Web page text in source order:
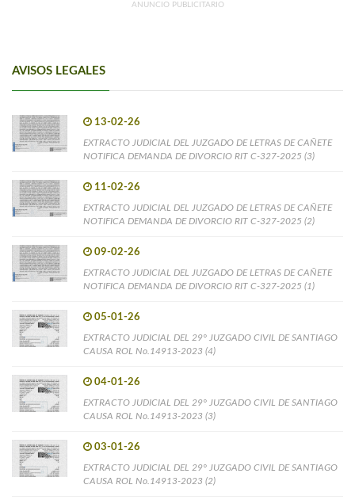
ANUNCIO PUBLICITARIO
AVISOS LEGALES
13-02-26
EXTRACTO JUDICIAL DEL JUZGADO DE LETRAS DE CAÑETE
NOTIFICA DEMANDA DE DIVORCIO RIT C-327-2025 (3)
11-02-26
EXTRACTO JUDICIAL DEL JUZGADO DE LETRAS DE CAÑETE
NOTIFICA DEMANDA DE DIVORCIO RIT C-327-2025 (2)
09-02-26
EXTRACTO JUDICIAL DEL JUZGADO DE LETRAS DE CAÑETE
NOTIFICA DEMANDA DE DIVORCIO RIT C-327-2025 (1)
05-01-26
EXTRACTO JUDICIAL DEL 29° JUZGADO CIVIL DE SANTIAGO
CAUSA ROL No.14913-2023 (4)
04-01-26
EXTRACTO JUDICIAL DEL 29° JUZGADO CIVIL DE SANTIAGO
CAUSA ROL No.14913-2023 (3)
03-01-26
EXTRACTO JUDICIAL DEL 29° JUZGADO CIVIL DE SANTIAGO
CAUSA ROL No.14913-2023 (2)